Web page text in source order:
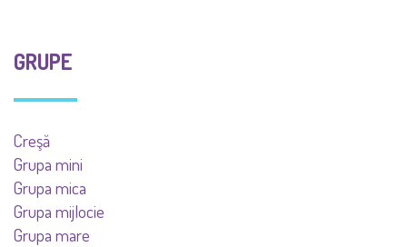
GRUPE
Creşă
Grupa mini
Grupa mica
Grupa mijlocie
Grupa mare